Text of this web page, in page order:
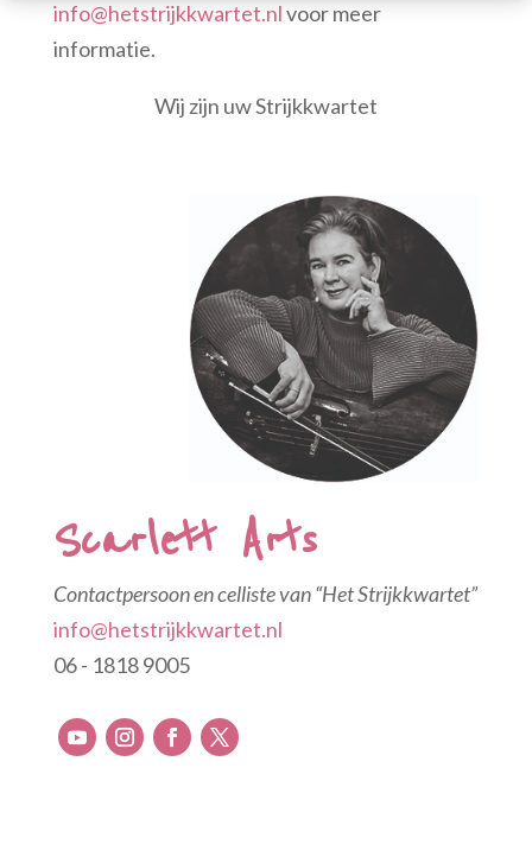
info@hetstrijkkwartet.nlvoor meer
informatie.
Wij zijn uw Strijkkwartet
Scarlett Arts
Contactpersoon en celliste van “Het Strijkkwartet”
info@hetstrijkkwartet.nl
06 - 1818 9005